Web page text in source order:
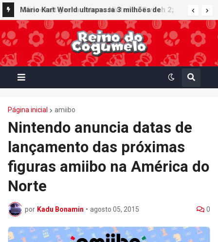
Mario Kart World ultrapassa 3 milhões de
unidades vendidas no Japão e figura no top 30
da Famitsu
Minecraft ganha data no Nintendo Switch 2;
Super Mario Mash-Up receberá atualização
gráfica exclusiva
Página inicial amiibo
Nintendo anuncia datas de
lançamento das próximas
figuras amiibo na América do
Norte
por Kadu Bonamin • agosto 05, 2015 0